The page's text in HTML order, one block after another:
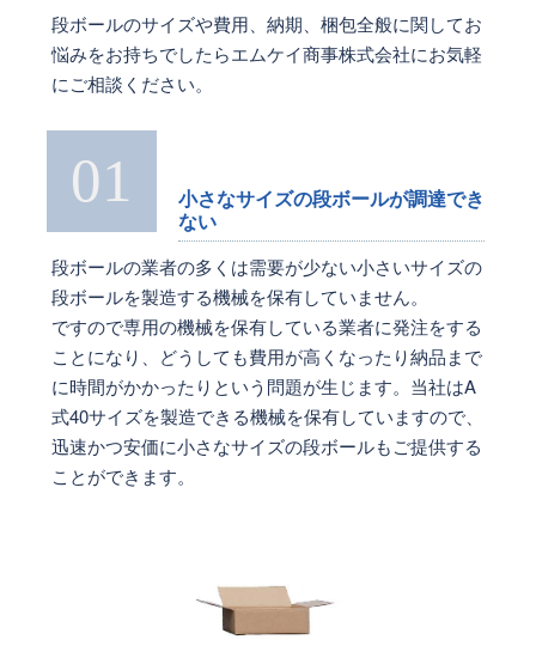
段ボールのサイズや費用、納期、梱包全般に関してお
悩みをお持ちでしたらエムケイ商事株式会社にお気軽
にご相談ください。
01
小さなサイズの段ボールが調達でき
ない
段ボールの業者の多くは需要が少ない小さいサイズの
段ボールを製造する機械を保有していません。
ですので専用の機械を保有している業者に発注をする
ことになり、どうしても費用が高くなったり納品まで
に時間がかかったりという問題が生じます。当社はA
式40サイズを製造できる機械を保有していますので、
迅速かつ安価に小さなサイズの段ボールもご提供する
ことができます。